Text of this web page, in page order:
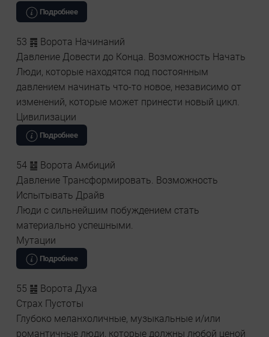
Подробнее
53 ䷴ Ворота Начинаний
Давление Довести до Конца. Возможность Начать
Люди, которые находятся под постоянным
давлением начинать что-то новое, независимо от
изменений, которые может принести новый цикл.
Цивилизации
Подробнее
54 ䷵ Ворота Амбиций
Давление Трансформировать. Возможность
Испытывать Драйв
Люди с сильнейшим побуждением стать
материально успешными.
Мутации
Подробнее
55 ䷶ Ворота Духа
Страх Пустоты
Глубоко меланхоличные, музыкальные и/или
романтичные люди, которые должны любой ценой